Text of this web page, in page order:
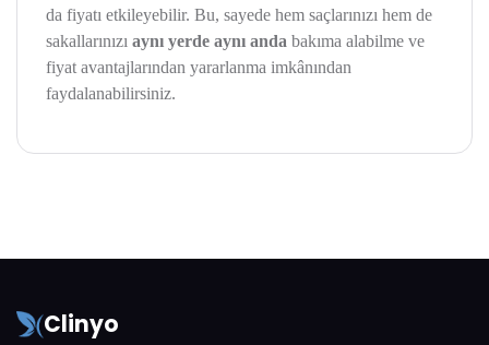
da fiyatı etkileyebilir. Bu, sayede hem saçlarınızı hem de
sakallarınızı aynı yerde aynı anda bakıma alabilme ve
fiyat avantajlarından yararlanma imkânından
faydalanabilirsiniz.
Clinyo